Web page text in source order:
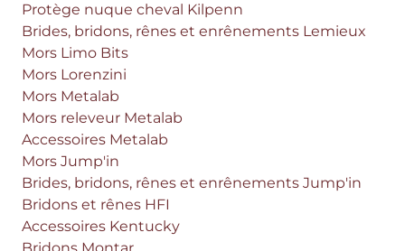
Protège nuque cheval Kilpenn
Brides, bridons, rênes et enrênements Lemieux
Mors Limo Bits
Mors Lorenzini
Mors Metalab
Mors releveur Metalab
Accessoires Metalab
Mors Jump'in
Brides, bridons, rênes et enrênements Jump'in
Bridons et rênes HFI
Accessoires Kentucky